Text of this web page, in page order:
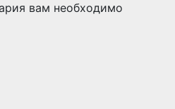
вам необходимо